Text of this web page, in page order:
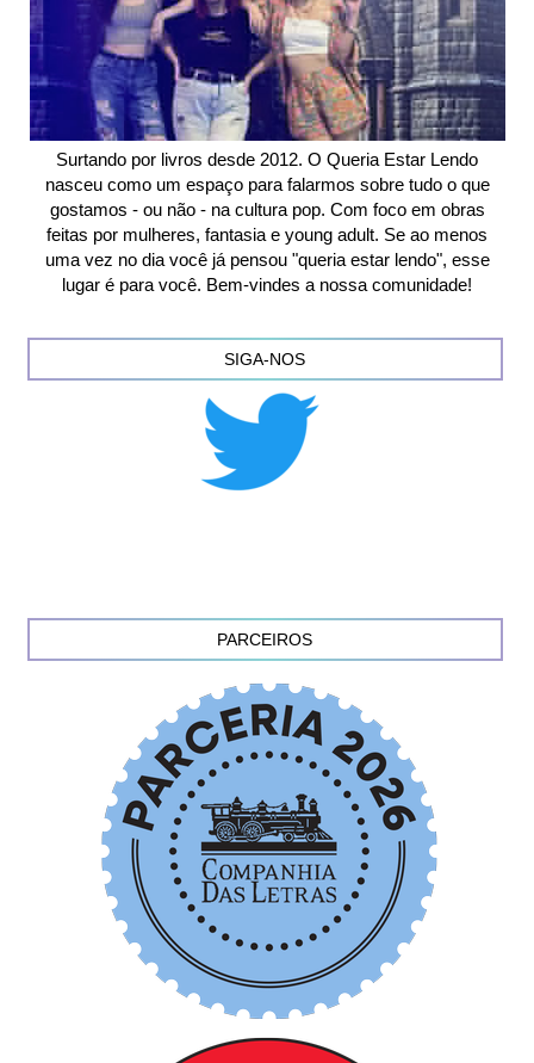
Surtando por livros desde 2012. O Queria Estar Lendo
nasceu como um espaço para falarmos sobre tudo o que
gostamos - ou não - na cultura pop. Com foco em obras
feitas por mulheres, fantasia e young adult. Se ao menos
uma vez no dia você já pensou "queria estar lendo", esse
lugar é para você. Bem-vindes a nossa comunidade!
SIGA-NOS
PARCEIROS